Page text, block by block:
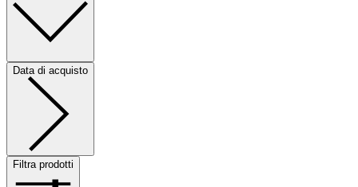
Data di acquisto
Filtra prodotti